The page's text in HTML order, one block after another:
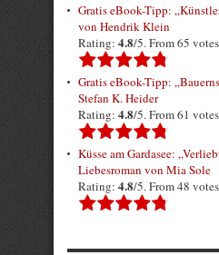
Gratis eBook-Tipp:
von Hendrik Klein
Rating: 4.8/5. From 65
Gratis eBook-Tipp:
Stefan K. Heider
Rating: 4.8/5. From 61
Küsse am Gardasee:
Liebesroman von Mia Sole
Rating: 4.8/5. From 48